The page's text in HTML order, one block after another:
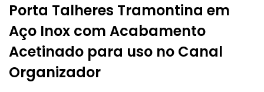
Porta Talheres Tramontina em
Aço Inox com Acabamento
Acetinado para uso no Canal
Organizador